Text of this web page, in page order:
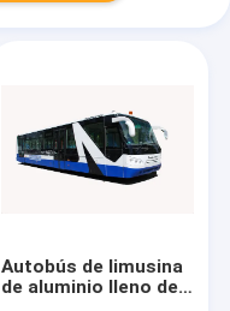
Autobús de limusina
de aluminio lleno del